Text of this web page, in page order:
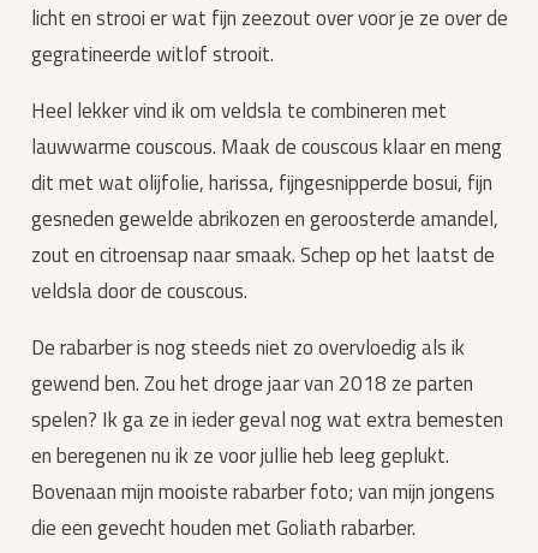
licht en strooi er wat fijn zeezout over voor je ze over de
gegratineerde witlof strooit.
Heel lekker vind ik om veldsla te combineren met
lauwwarme couscous. Maak de couscous klaar en meng
dit met wat olijfolie, harissa, fijngesnipperde bosui, fijn
gesneden gewelde abrikozen en geroosterde amandel,
zout en citroensap naar smaak. Schep op het laatst de
veldsla door de couscous.
De rabarber is nog steeds niet zo overvloedig als ik
gewend ben. Zou het droge jaar van 2018 ze parten
spelen? Ik ga ze in ieder geval nog wat extra bemesten
en beregenen nu ik ze voor jullie heb leeg geplukt.
Bovenaan mijn mooiste rabarber foto; van mijn jongens
die een gevecht houden met Goliath rabarber.